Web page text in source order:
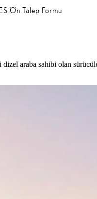
Ön Talep Formu
araba sahibi olan